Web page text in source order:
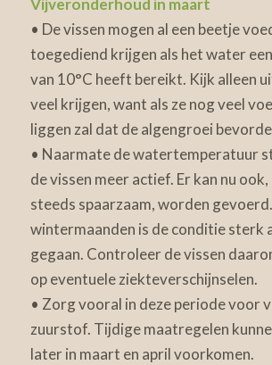
Vijveronderhoud in maart
• De vissen mogen al een beetje
toegediend krijgen als het water
van 10°C heeft bereikt. Kijk alleen
veel krijgen, want als ze nog veel
liggen zal dat de algengroei
• Naarmate de watertemperatuur
de vissen meer actief. Er kan nu
steeds spaarzaam, worden
wintermaanden is de conditie sterk
gegaan. Controleer de vissen
op eventuele ziekteverschijnselen.
• Zorg vooral in deze periode voor
zuurstof. Tijdige maatregelen
later in maart en april voorkomen.